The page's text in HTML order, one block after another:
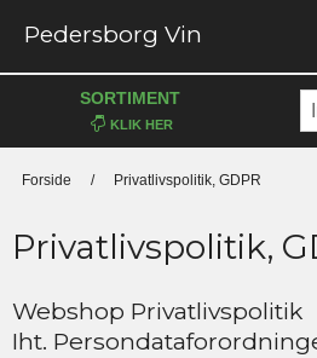
Pedersborg Vin
SORTIMENT
Forside / Privatlivspolitik, GDPR
Privatlivspolitik,
Webshop Privatlivspolitik
Iht.